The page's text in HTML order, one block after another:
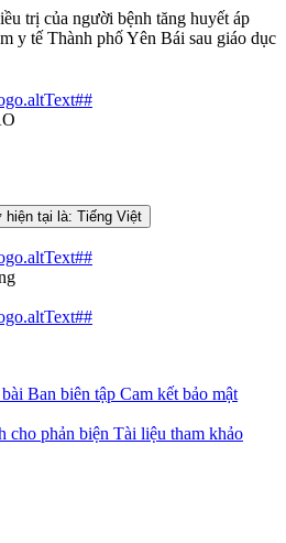
trị của người bệnh tăng huyết áp
y tế Thành phố Yên Bái sau giáo dục
hiện tại là: Tiếng Việt
Ban biên tập Cam kết bảo mật
cho phản biện Tài liệu tham khảo